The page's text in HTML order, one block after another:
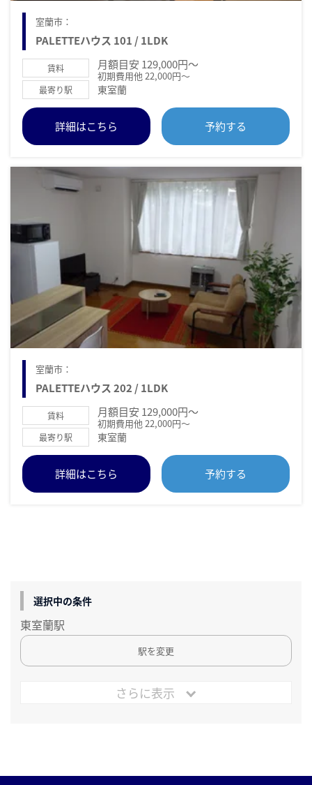
室蘭市：
PALETTEハウス 101 / 1LDK
賃料 月額目安 129,000円～
初期費用他 22,000円～
最寄り駅 東室蘭
詳細はこちら 予約する
室蘭市：
PALETTEハウス 202 / 1LDK
賃料 月額目安 129,000円～
初期費用他 22,000円～
最寄り駅 東室蘭
詳細はこちら 予約する
選択中の条件
東室蘭駅
駅を変更
さらに表示